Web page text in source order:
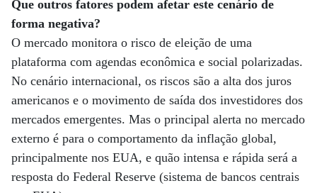
Que outros fatores podem afetar este cenário de
forma negativa?
O mercado monitora o risco de eleição de uma
plataforma com agendas econômica e social polarizadas.
No cenário internacional, os riscos são a alta dos juros
americanos e o movimento de saída dos investidores dos
mercados emergentes. Mas o principal alerta no mercado
externo é para o comportamento da inflação global,
principalmente nos EUA, e quão intensa e rápida será a
resposta do Federal Reserve (sistema de bancos centrais